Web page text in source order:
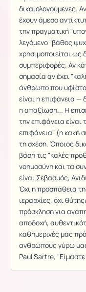
δικαιολογούμενες.
έχουν άμεσο
την πραγματική
λεγόμενο "βάθος
χρησιμοποιείται ως
συμπεριφορές. Αν
σημασία αν έχει
άνθρωπο που
είναι η επιφάνεια
η απαξίωση... Η
την επιφάνεια
επιφάνεια" (η κακή
τη σχέση. Όποιος
βάση τις "καλές
νοημοσύνη και τα
είναι Σεβασμός,
Όχι η προσπάθεια
ιεραρχίες, όχι
πρόσκληση για
αποδοχή,
καθημερινές μας
ανθρώπους γύρω
Paul Sartre,